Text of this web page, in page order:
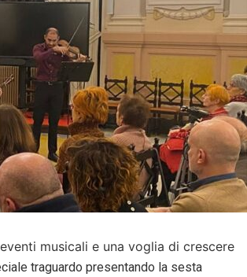
musicali e una voglia di crescere
traguardo presentando la sesta